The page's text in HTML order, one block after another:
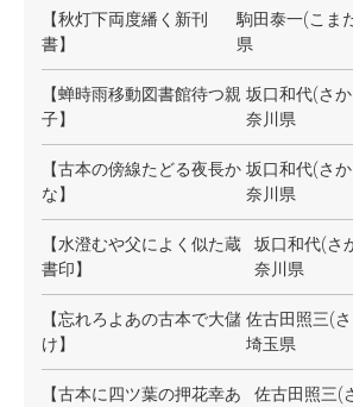
【秋灯下両度繙く新刊
書】
駒田泰一(こま
県
【蝉時雨移動図書館待つ親
子】
坂口和代(さ
奈川県
【古本の傍線たどる夜長か
な】
坂口和代(さ
奈川県
【水澄むや父によく似た蔵
書印】
坂口和代(さ
奈川県
【忘れろよあの古本で大儲
け】
佐古田照三(
埼玉県
【古本に四ツ葉の押花幸あ
佐古田照三(